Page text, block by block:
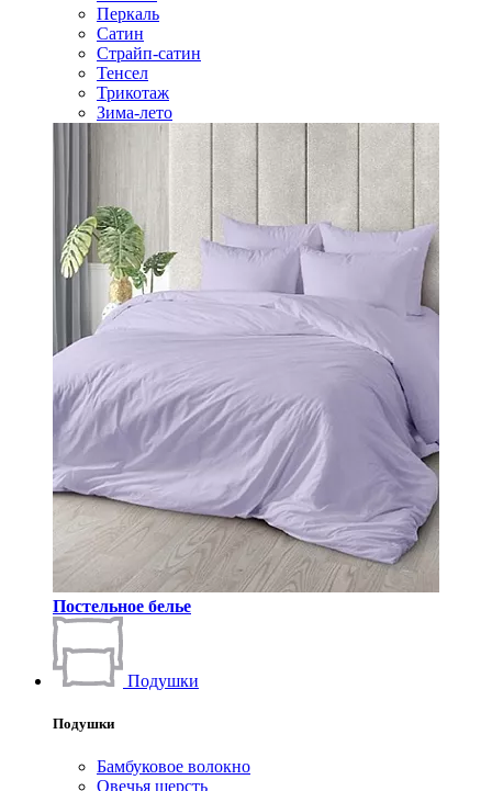
Перкаль
Сатин
Страйп-сатин
Тенсел
Трикотаж
Зима-лето
Постельное белье
Подушки
Подушки
Бамбуковое волокно
Овечья шерсть